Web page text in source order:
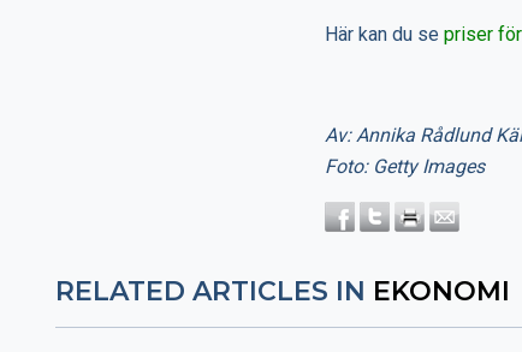
Här kan du se priser
Av: Annika Rådlund
Foto: Getty Images
RELATED ARTICLES IN EKONOMI